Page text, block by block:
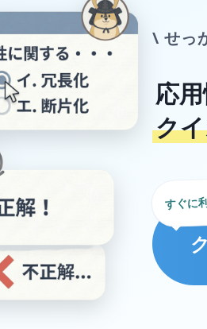
\ せっ
応
ク
すぐに